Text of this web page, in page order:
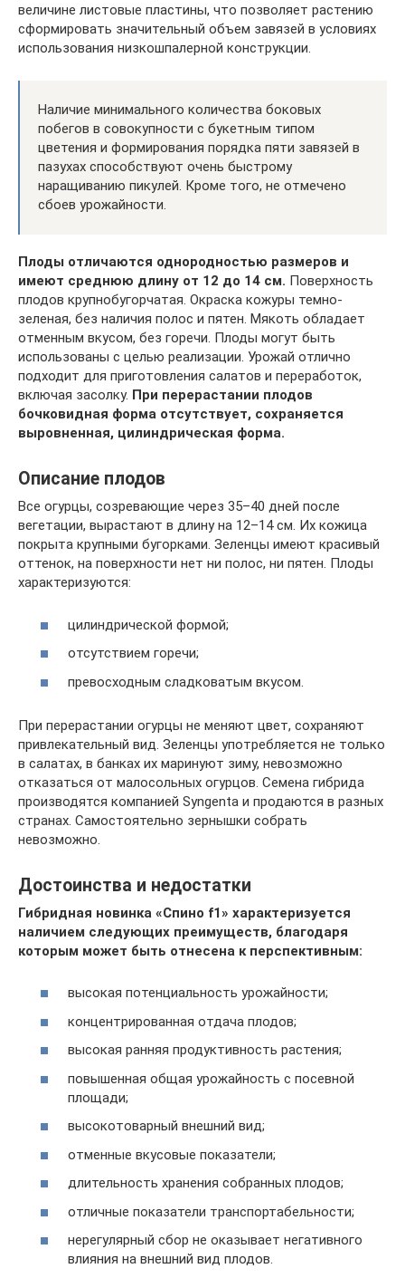
величине листовые пластины, что позволяет растению
сформировать значительный объем завязей в условиях
использования низкошпалерной конструкции.
Наличие минимального количества боковых
побегов в совокупности с букетным типом
цветения и формирования порядка пяти завязей в
пазухах способствуют очень быстрому
наращиванию пикулей. Кроме того, не отмечено
сбоев урожайности.
Плоды отличаются однородностью размеров и
имеют среднюю длину от 12 до 14 см. Поверхность
плодов крупнобугорчатая. Окраска кожуры темно-
зеленая, без наличия полос и пятен. Мякоть обладает
отменным вкусом, без горечи. Плоды могут быть
использованы с целью реализации. Урожай отлично
подходит для приготовления салатов и переработок,
включая засолку. При перерастании плодов
бочковидная форма отсутствует, сохраняется
выровненная, цилиндрическая форма.
Описание плодов
Все огурцы, созревающие через 35–40 дней после
вегетации, вырастают в длину на 12–14 см. Их кожица
покрыта крупными бугорками. Зеленцы имеют красивый
оттенок, на поверхности нет ни полос, ни пятен. Плоды
характеризуются:
цилиндрической формой;
отсутствием горечи;
превосходным сладковатым вкусом.
При перерастании огурцы не меняют цвет, сохраняют
привлекательный вид. Зеленцы употребляется не только
в салатах, в банках их маринуют зиму, невозможно
отказаться от малосольных огурцов. Семена гибрида
производятся компанией Syngenta и продаются в разных
странах. Самостоятельно зернышки собрать
невозможно.
Достоинства и недостатки
Гибридная новинка «Спино f1» характеризуется
наличием следующих преимуществ, благодаря
которым может быть отнесена к перспективным:
высокая потенциальность урожайности;
концентрированная отдача плодов;
высокая ранняя продуктивность растения;
повышенная общая урожайность с посевной
площади;
высокотоварный внешний вид;
отменные вкусовые показатели;
длительность хранения собранных плодов;
отличные показатели транспортабельности;
нерегулярный сбор не оказывает негативного
влияния на внешний вид плодов.